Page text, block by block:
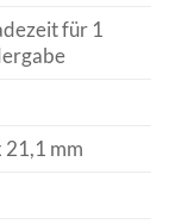
für 1
21,1 mm